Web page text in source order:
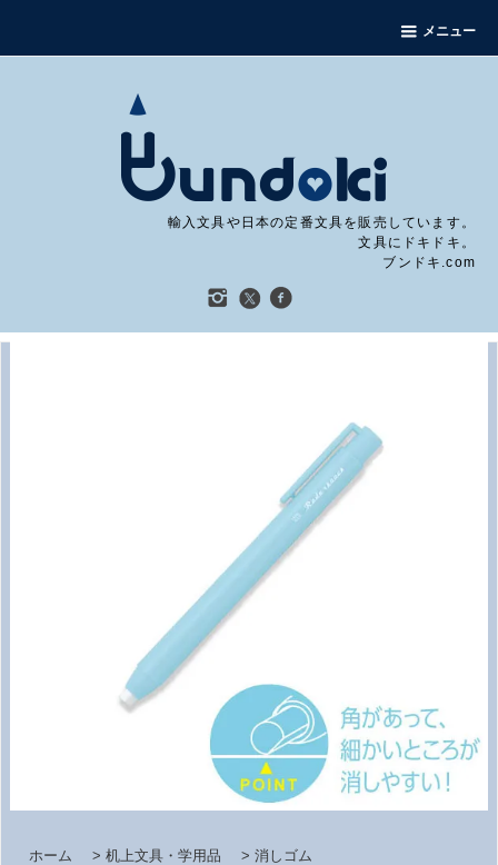
メニュー
輸入文具や日本の定番文具を販売しています。
文具にドキドキ。
ブンドキ.com
ホーム > 机上文具・学用品 > 消しゴム